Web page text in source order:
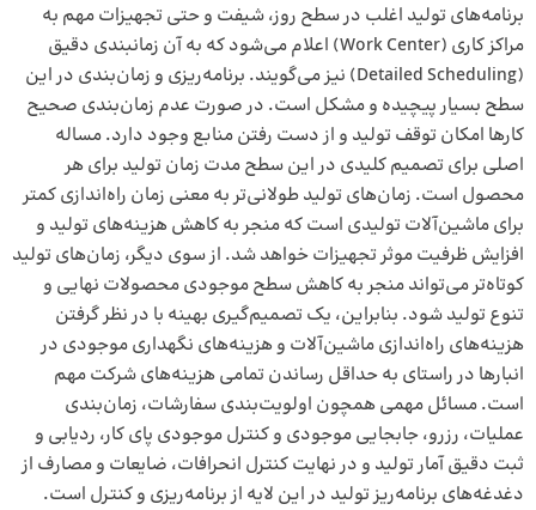
برنامه‌های تولید اغلب در سطح روز، شیفت و حتی تجهیزات مهم به
مراکز کاری (Work Center) اعلام می‌شود که به آن زمانبندی دقیق
(Detailed Scheduling) نیز می‌گویند. برنامه‌ریزی و زمان‌بندی در این
سطح بسیار پیچیده و مشکل است. در صورت عدم زمان‌بندی صحیح
کارها امکان توقف تولید و از دست رفتن منابع وجود دارد. مساله
اصلی برای تصمیم کلیدی در این سطح مدت زمان تولید برای هر
محصول است. زمان‌های تولید طولانی‌تر به معنی زمان راه‌اندازی کمتر
برای ماشین‌آلات تولیدی است که منجر به کاهش هزینه‌های تولید و
افزایش ظرفیت موثر تجهیزات خواهد شد. از سوی دیگر، زمان‌های تولید
کوتاه‌تر می‌تواند منجر به کاهش سطح موجودی محصولات نهایی و
تنوع تولید شود. بنابراین، یک تصمیم‌گیری بهینه با در نظر گرفتن
هزینه‌های راه‌اندازی ماشین‌آلات و هزینه‌های نگهداری موجودی در
انبارها در راستای به حداقل رساندن تمامی هزینه‌های شرکت مهم
است. مسائل مهمی همچون اولویت‌بندی سفارشات، زمان‌بندی
عملیات، رزرو، جابجایی موجودی و کنترل موجودی پای کار، ردیابی و
ثبت دقیق آمار تولید و در نهایت کنترل انحرافات، ضایعات و مصارف از
دغدغه‌های برنامه‌ریز تولید در این لایه از برنامه‌ریزی و کنترل است.